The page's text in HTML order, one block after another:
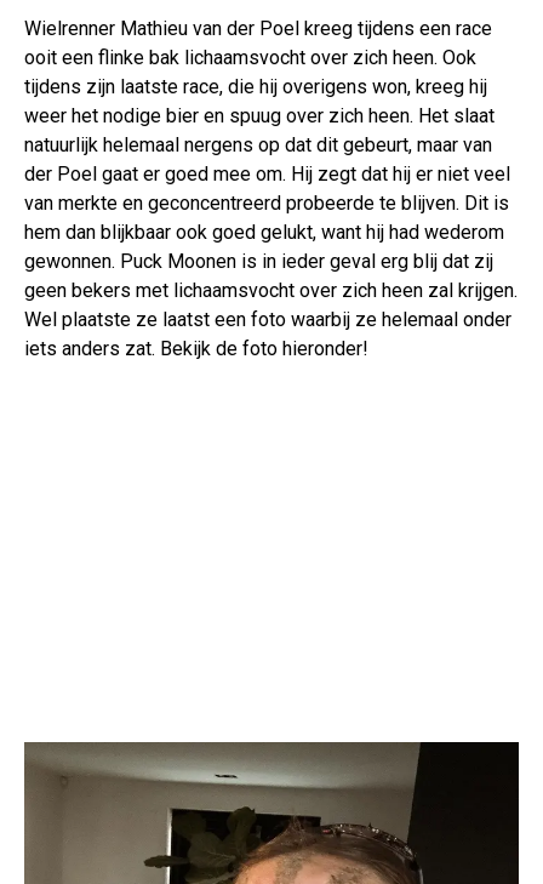
Wielrenner Mathieu van der Poel kreeg tijdens een race
ooit een flinke bak lichaamsvocht over zich heen. Ook
tijdens zijn laatste race, die hij overigens won, kreeg hij
weer het nodige bier en spuug over zich heen. Het slaat
natuurlijk helemaal nergens op dat dit gebeurt, maar van
der Poel gaat er goed mee om. Hij zegt dat hij er niet veel
van merkte en geconcentreerd probeerde te blijven. Dit is
hem dan blijkbaar ook goed gelukt, want hij had wederom
gewonnen. Puck Moonen is in ieder geval erg blij dat zij
geen bekers met lichaamsvocht over zich heen zal krijgen.
Wel plaatste ze laatst een foto waarbij ze helemaal onder
iets anders zat. Bekijk de foto hieronder!